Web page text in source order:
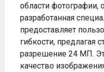
области
разработанная
предоставляет
гибкости, предлагая
разрешение 24 МП.
качество